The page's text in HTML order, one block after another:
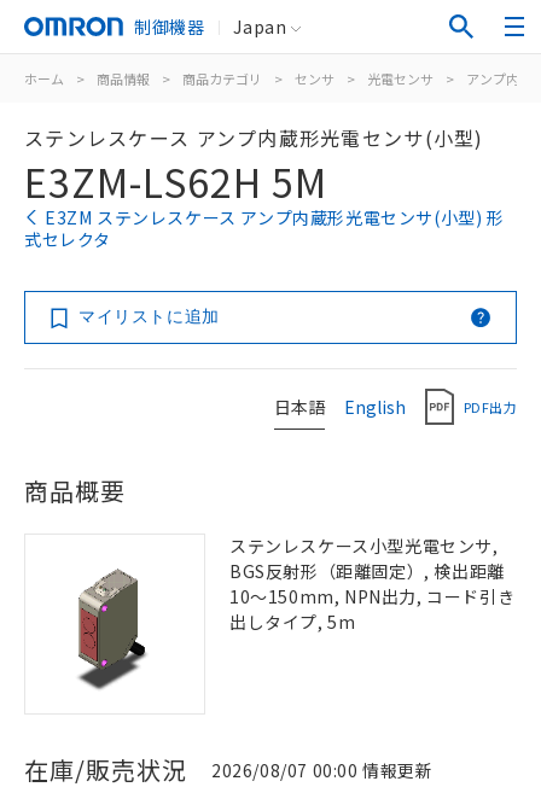
制御機器 Japan
ホーム > 商品情報 > 商品カテゴリ > センサ > 光電センサ > アンプ内蔵
ステンレスケース アンプ内蔵形光電センサ(小型)
E3ZM-LS62H 5M
E3ZM ステンレスケース アンプ内蔵形光電センサ(小型) 形
式セレクタ
マイリストに追加
日本語 English PDF出力
商品概要
ステンレスケース小型光電センサ,
BGS反射形（距離固定）, 検出距離
10～150mm, NPN出力, コード引き
出しタイプ, 5m
在庫/販売状況
2026/08/07 00:00 情報更新